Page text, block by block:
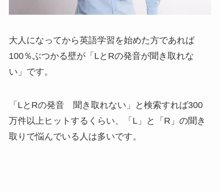
大人になってから英語学習を始めた方であれば
100％ぶつかる壁が「LとRの発音が聞き取れな
い」です。
「LとRの発音 聞き取れない」と検索すれば300
万件以上ヒットするくらい、「L」と「R」の聞き
取りで悩んでいる人は多いです。